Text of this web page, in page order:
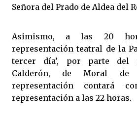
Señora del Prado de Aldea del
Asimismo, a las 20
representación teatral de la
tercer día’, por parte del
Calderón, de Moral de
representación contará
representación a las 22 horas.